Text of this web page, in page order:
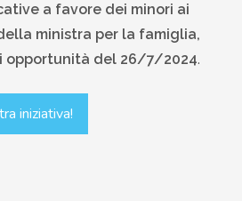
a favore dei minori ai
ministra per la famiglia,
opportunità del 26/7/2024.
iniziativa!